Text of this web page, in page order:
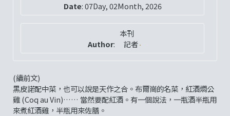
Date:07Day, 02Month, 2026
Author:
本刊
記者
(續前文)
黑皮諾配中菜，也可以說是天作之合。布爾崗的名菜，紅酒燜公
雞 (Coq au Vin)…… 當然要配紅酒。有一個說法，一瓶酒半瓶用
來煮紅酒雞，半瓶用來佐膳。